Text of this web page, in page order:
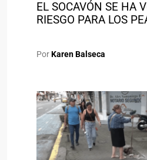
EL SOCAVÓN SE HA
RIESGO PARA LOS
PorKaren Balseca